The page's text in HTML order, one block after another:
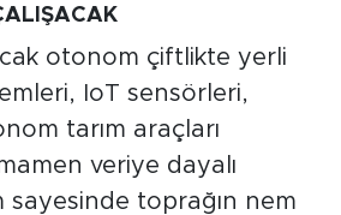
otonom çiftlikte yerli
IoT sensörleri,
tarım araçları
veriye dayalı
sayesinde toprağın nem